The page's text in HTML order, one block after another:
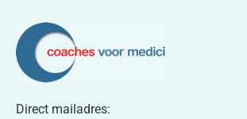
Direct mailadres: